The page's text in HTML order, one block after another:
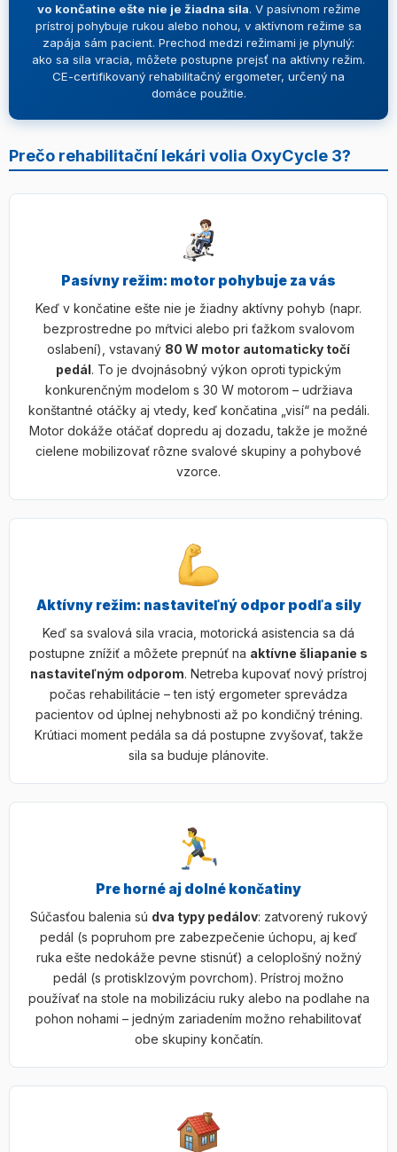
vo končatine ešte nie je žiadna sila. V pasívnom režime
prístroj pohybuje rukou alebo nohou, v aktívnom režime sa
zapája sám pacient. Prechod medzi režimami je plynulý:
ako sa sila vracia, môžete postupne prejsť na aktívny režim.
CE-certifikovaný rehabilitačný ergometer, určený na
domáce použitie.
Prečo rehabilitační lekári volia OxyCycle 3?
Pasívny režim: motor pohybuje za vás
Keď v končatine ešte nie je žiadny aktívny pohyb (napr.
bezprostredne po mŕtvici alebo pri ťažkom svalovom
oslabení), vstavaný 80 W motor automaticky točí
pedál. To je dvojnásobný výkon oproti typickým
konkurenčným modelom s 30 W motorom – udržiava
konštantné otáčky aj vtedy, keď končatina „visí“ na pedáli.
Motor dokáže otáčať dopredu aj dozadu, takže je možné
cielene mobilizovať rôzne svalové skupiny a pohybové
vzorce.
Aktívny režim: nastaviteľný odpor podľa sily
Keď sa svalová sila vracia, motorická asistencia sa dá
postupne znížiť a môžete prepnúť na aktívne šliapanie s
nastaviteľným odporom. Netreba kupovať nový prístroj
počas rehabilitácie – ten istý ergometer sprevádza
pacientov od úplnej nehybnosti až po kondičný tréning.
Krútiaci moment pedála sa dá postupne zvyšovať, takže
sila sa buduje plánovite.
Pre horné aj dolné končatiny
Súčasťou balenia sú dva typy pedálov: zatvorený rukový
pedál (s popruhom pre zabezpečenie úchopu, aj keď
ruka ešte nedokáže pevne stisnúť) a celoplošný nožný
pedál (s protisklzovým povrchom). Prístroj možno
používať na stole na mobilizáciu ruky alebo na podlahe na
pohon nohami – jedným zariadením možno rehabilitovať
obe skupiny končatín.